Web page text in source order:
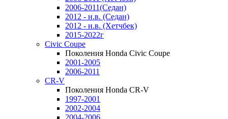
2006-2011(Седан)
2012 - н.в. (Седан)
2012 - н.в. (Хетчбек)
2015-2022г
Civic Coupe
Поколения Honda Civic Coupe
2001-2005
2006-2011
CR-V
Поколения Honda CR-V
1997-2001
2002-2004
2004-2006